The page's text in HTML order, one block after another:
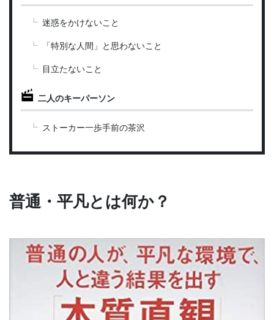
迷惑をかけないこと
「特別な人間」と思わないこと
目立たないこと
二人のキーパーソン
ストーカー一歩手前の茶沢
普通・平凡とは何か？